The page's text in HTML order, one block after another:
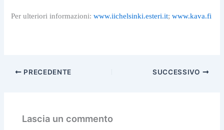
Per ulteriori informazioni:www.iichelsinki.esteri.it;www.kava.fi
PRECEDENTE SUCCESSIVO
Lascia un commento